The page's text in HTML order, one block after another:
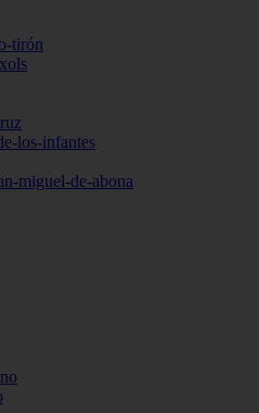
tirón
los-infantes
miguel-de-abona